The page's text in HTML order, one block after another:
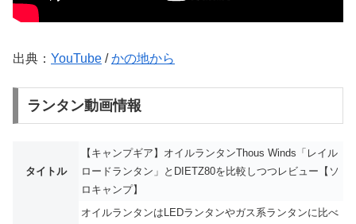
出典： YouTube /かの地から
ランタン動画情報
タイトル
【キャンプギア】オイルランタンThous Winds「レイル
ロードランタン」とDIETZ80を比較しつつレビュー【ソ
ロキャンプ】
オイルランタンはLEDランタンやガス系ランタンに比べ